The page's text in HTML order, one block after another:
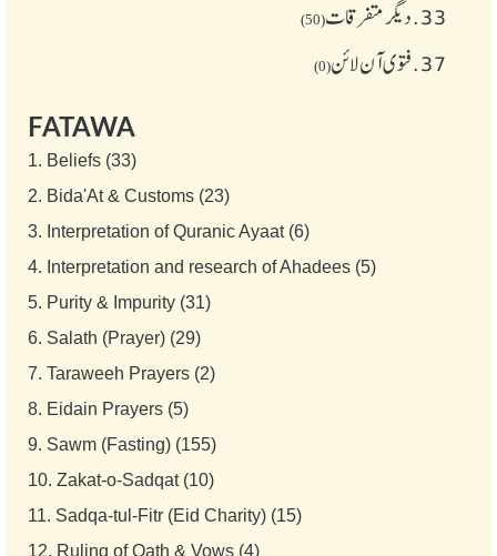
33. دیگر متفرقات(50)
37. فتوی آن لائن(0)
FATAWA
1. Beliefs (33)
2. Bida'At & Customs (23)
3. Interpretation of Quranic Ayaat (6)
4. Interpretation and research of Ahadees (5)
5. Purity & Impurity (31)
6. Salath (Prayer) (29)
7. Taraweeh Prayers (2)
8. Eidain Prayers (5)
9. Sawm (Fasting) (155)
10. Zakat-o-Sadqat (10)
11. Sadqa-tul-Fitr (Eid Charity) (15)
12. Ruling of Oath & Vows (4)